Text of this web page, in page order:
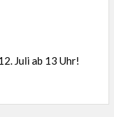
Juli ab 13 Uhr!